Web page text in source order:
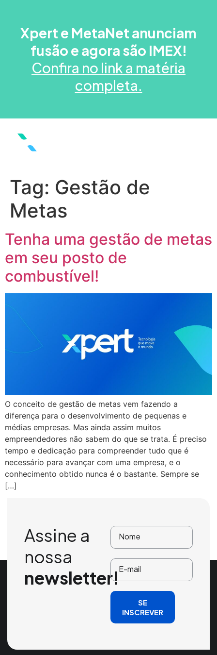
Xpert e MetaNet anunciam
fusão e agora são IMEX!
Confira no link a matéria
completa.
Tag: Gestão de
Metas
Tenha uma gestão de metas
em seu posto de
combustível!
O conceito de gestão de metas vem fazendo a
diferença para o desenvolvimento de pequenas e
médias empresas. Mas ainda assim muitos
empreendedores não sabem do que se trata. É preciso
tempo e dedicação para compreender tudo que é
necessário para avançar com uma empresa, e o
conhecimento obtido nunca é o bastante. Sempre se
[…]
Assine a
nossa
newsletter!
SE
INSCREVER